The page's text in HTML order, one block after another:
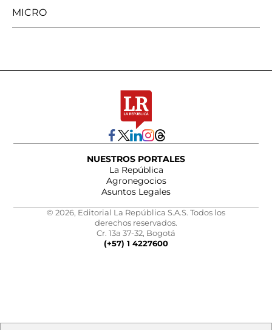
MICRO
NUESTROS PORTALES
La República
Agronegocios
Asuntos Legales
© 2026, Editorial La República S.A.S. Todos los
derechos reservados.
Cr. 13a 37-32, Bogotá
(+57) 1 4227600